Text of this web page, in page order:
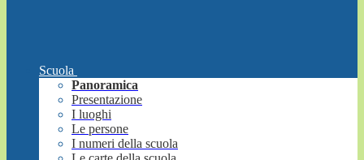
Scuola
Panoramica
Presentazione
I luoghi
Le persone
I numeri della scuola